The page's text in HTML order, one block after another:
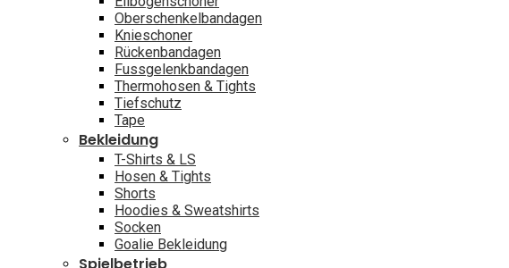
Oberschenkelbandagen
Knieschoner
Rückenbandagen
Fussgelenkbandagen
Thermohosen & Tights
Tiefschutz
Tape
Bekleidung
T-Shirts & LS
Hosen & Tights
Shorts
Hoodies & Sweatshirts
Socken
Goalie Bekleidung